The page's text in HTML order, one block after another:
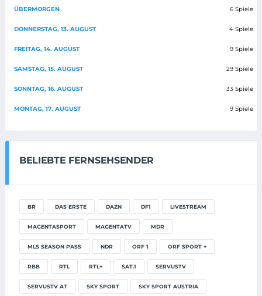
ÜBERMORGEN 6 Spiele
DONNERSTAG, 13. AUGUST 4 Spiele
FREITAG, 14. AUGUST 9 Spiele
SAMSTAG, 15. AUGUST 29 Spiele
SONNTAG, 16. AUGUST 33 Spiele
MONTAG, 17. AUGUST 9 Spiele
BELIEBTE FERNSEHSENDER
BR DAS ERSTE DAZN DF1 LIVESTREAM
MAGENTASPORT MAGENTATV MDR
MLS SEASON PASS NDR ORF 1 ORF SPORT +
RBB RTL RTL+ SAT.1 SERVUSTV
SERVUSTV AT SKY SPORT SKY SPORT AUSTRIA